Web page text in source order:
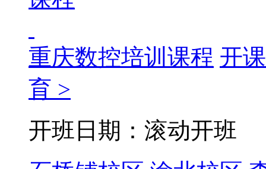
重庆数控培训课程 开
育 >
开班日期：滚动开班